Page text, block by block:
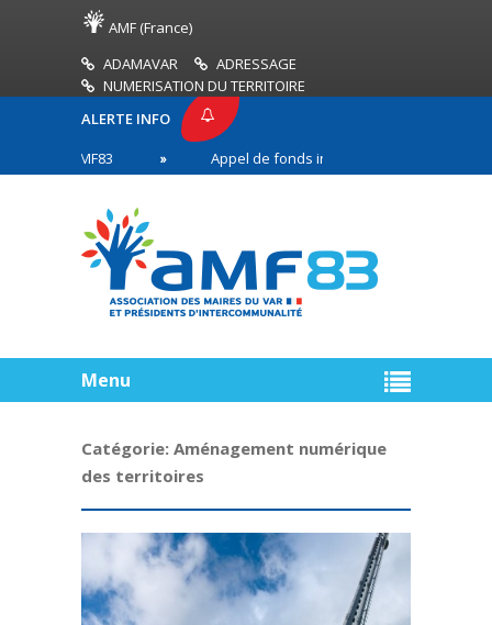
AMF (France)
ADAMAVAR
ADRESSAGE
NUMERISATION DU TERRITOIRE
ALERTE INFO
Appel de fonds incendies de forêt
première ligne
Menu
Catégorie: Aménagement numérique
des territoires